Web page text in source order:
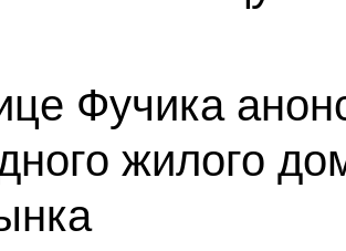
Фучика
жилого